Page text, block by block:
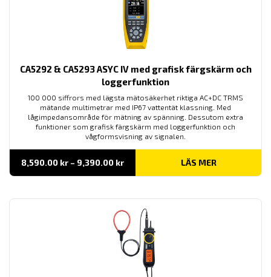
CA5292 & CA5293 ASYC IV med grafisk färgskärm och
loggerfunktion
100 000 siffrors med lägsta mätosäkerhet riktiga AC+DC TRMS
mätande multimetrar med IP67 vattentät klassning. Med
lågimpedansområde för mätning av spänning. Dessutom extra
funktioner som grafisk färgskärm med loggerfunktion och
vågformsvisning av signalen.
8,590.00 kr – 9,390.00 krPrisintervall:
till
LÄS MER